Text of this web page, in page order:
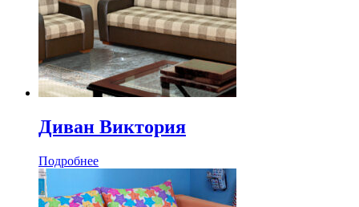
Диван Виктория
Подробнее